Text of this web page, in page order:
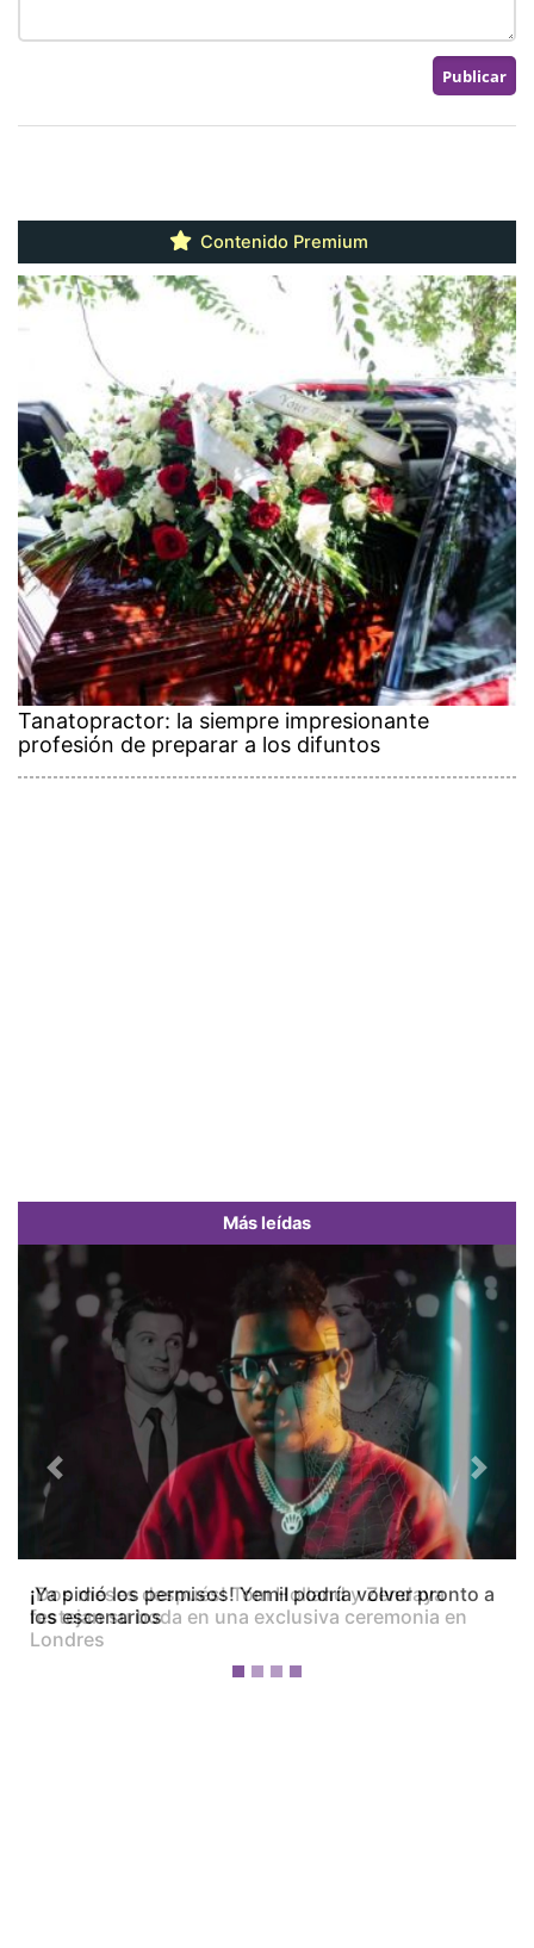
Contenido Premium
Tanatopractor: la siempre impresionante
profesión de preparar a los difuntos
Más leídas
¡Dos meses después! Tom Holland y Zendaya
festejan su boda en una exclusiva ceremonia en
Londres
Previous Next